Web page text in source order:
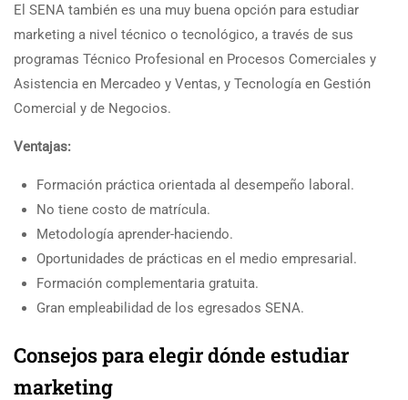
El SENA también es una muy buena opción para estudiar
marketing a nivel técnico o tecnológico, a través de sus
programas Técnico Profesional en Procesos Comerciales y
Asistencia en Mercadeo y Ventas, y Tecnología en Gestión
Comercial y de Negocios.
Ventajas:
Formación práctica orientada al desempeño laboral.
No tiene costo de matrícula.
Metodología aprender-haciendo.
Oportunidades de prácticas en el medio empresarial.
Formación complementaria gratuita.
Gran empleabilidad de los egresados SENA.
Consejos para elegir dónde estudiar
marketing